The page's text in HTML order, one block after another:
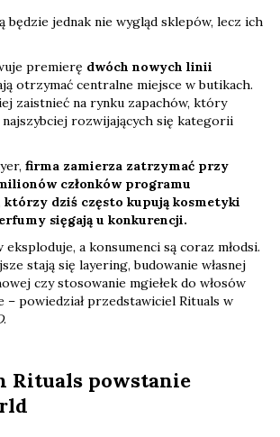
będzie jednak nie wygląd sklepów, lecz ich
premierę dwóch nowych linii
otrzymać centralne miejsce w butikach.
zaistnieć na rynku zapachów, który
rozwijających się kategorii
firma zamierza zatrzymać przy
członków programu
którzy dziś często kupują kosmetyki
sięgają u konkurencji.
eksploduje, a konsumenci są coraz młodsi.
stają się layering, budowanie własnej
czy stosowanie mgiełek do włosów
– powiedział przedstawiciel Rituals w
.
Rituals powstanie